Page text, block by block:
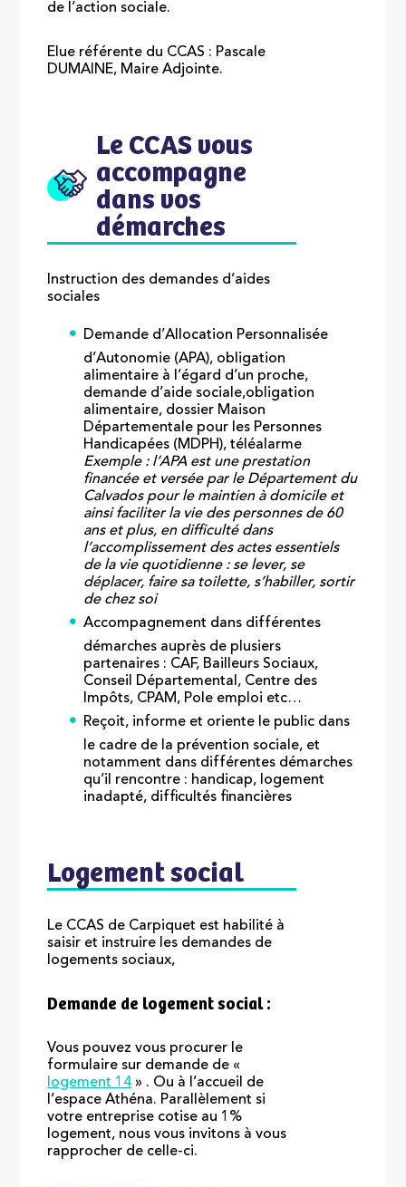
de l’action sociale.
Elue référente du CCAS : Pascale
DUMAINE, Maire Adjointe.
Le CCAS vous
accompagne
dans vos
démarches
Instruction des demandes d’aides
sociales
Demande d’Allocation Personnalisée
d’Autonomie (APA), obligation
alimentaire à l’égard d’un proche,
demande d’aide sociale,obligation
alimentaire, dossier Maison
Départementale pour les Personnes
Handicapées (MDPH), téléalarme
Exemple : l’APA est une prestation
financée et versée par le Département du
Calvados pour le maintien à domicile et
ainsi faciliter la vie des personnes de 60
ans et plus, en difficulté dans
l’accomplissement des actes essentiels
de la vie quotidienne : se lever, se
déplacer, faire sa toilette, s’habiller, sortir
de chez soi
Accompagnement dans différentes
démarches auprès de plusiers
partenaires : CAF, Bailleurs Sociaux,
Conseil Départemental, Centre des
Impôts, CPAM, Pole emploi etc…
Reçoit, informe et oriente le public dans
le cadre de la prévention sociale, et
notamment dans différentes démarches
qu’il rencontre : handicap, logement
inadapté, difficultés financières
Logement social
Le CCAS de Carpiquet est habilité à
saisir et instruire les demandes de
logements sociaux,
Demande de logement social :
Vous pouvez vous procurer le
formulaire sur demande de «
logement 14 » . Ou à l’accueil de
l’espace Athéna. Parallèlement si
votre entreprise cotise au 1%
logement, nous vous invitons à vous
rapprocher de celle-ci.